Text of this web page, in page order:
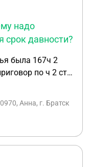
надо
срок давности?
по ч 2 ст
в психиатрии,
срок
Анна, г. Братск